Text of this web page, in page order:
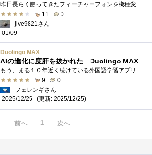
昨日長らく使ってきたフィーチャーフォンを機種変更して、乗り換え特典を利用する形でGooglePixel9aを入手してきました。 Pixel9aについては別の機�...
11
0
jive9821さん
01/09
Duolingo MAX
AIの進化に度肝を抜かれた Duolingo MAX
9
0
フェレンギさん
2025/12/25
(更新: 2025/12/25)
前へ 1 次へ